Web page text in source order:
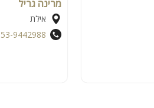
מרינה גריל
אילת
9442988